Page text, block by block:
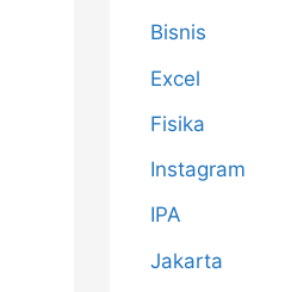
Bisnis
Excel
Fisika
Instagram
IPA
Jakarta